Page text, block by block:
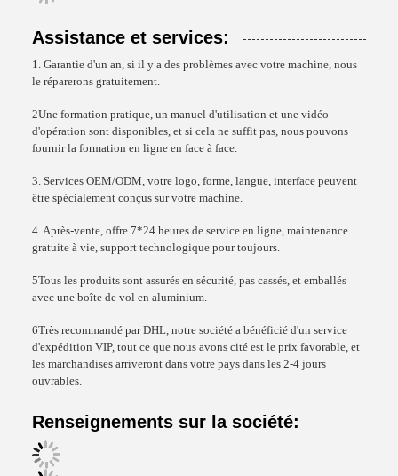
Assistance et services:
1. Garantie d'un an, si il y a des problèmes avec votre machine, nous
le réparerons gratuitement.
2Une formation pratique, un manuel d'utilisation et une vidéo
d'opération sont disponibles, et si cela ne suffit pas, nous pouvons
fournir la formation en ligne en face à face.
3. Services OEM/ODM, votre logo, forme, langue, interface peuvent
être spécialement conçus sur votre machine.
4. Après-vente, offre 7*24 heures de service en ligne, maintenance
gratuite à vie, support technologique pour toujours.
5Tous les produits sont assurés en sécurité, pas cassés, et emballés
avec une boîte de vol en aluminium.
6Très recommandé par DHL, notre société a bénéficié d'un service
d'expédition VIP, tout ce que nous avons cité est le prix favorable, et
les marchandises arriveront dans votre pays dans les 2-4 jours
ouvrables.
Renseignements sur la société: